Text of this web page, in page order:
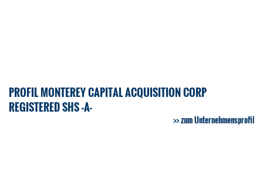
PROFIL MONTEREY CAPITAL ACQUISITION CORP
REGISTERED SHS -A-
zum Unternehmensprofil